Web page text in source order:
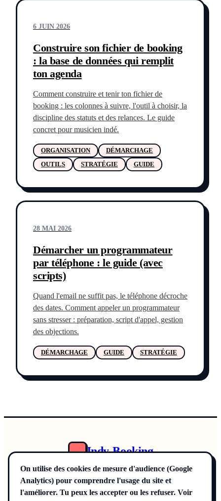
6 JUIN 2026
Construire son fichier de booking
: la base de données qui remplit
ton agenda
Comment construire et tenir ton fichier de
booking : les colonnes à suivre, l'outil à choisir, la
discipline des statuts et des relances. Le guide
concret pour musicien indé.
ORGANISATION
DÉMARCHAGE
OUTILS
STRATÉGIE GUIDE
28 MAI 2026
Démarcher un programmateur
par téléphone : le guide (avec
scripts)
Quand l'email ne suffit pas, le téléphone décroche
des dates. Comment appeler un programmateur
sans stresser : préparation, script d'appel, gestion
des objections.
DÉMARCHAGE GUIDE STRATÉGIE
Indy-Booking
Annuaire
Offre Pro
La Méthode
Blog
On utilise des cookies de mesure d'audience (Google
Analytics) pour comprendre l'usage du site et
l'améliorer. Tu peux les accepter ou les refuser. Voir